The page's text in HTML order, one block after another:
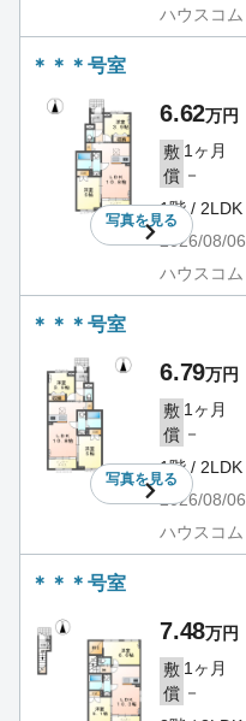
ハウスコ
＊＊＊号室
写真を見る
6.62万円
敷 1ヶ月
償 －
1階 /
2026/08/06
ハウスコ
＊＊＊号室
写真を見る
6.79万円
敷 1ヶ月
償 －
1階 /
2026/08/06
ハウスコ
＊＊＊号室
7.48万円
敷 1ヶ月
償 －